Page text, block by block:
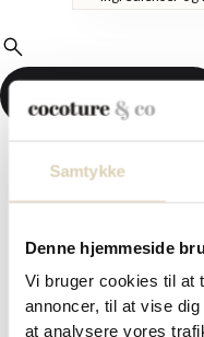
Samtykke
Denne hjemmeside
Vi bruger cookies til at
annoncer, til at vise
at analysere vores
blomster og sløjfe – 162g
Marcipanæg